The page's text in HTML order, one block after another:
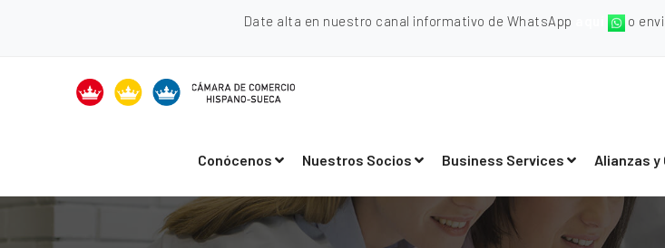
Date alta en nuestro canal informativo de WhatsApp o
Conócenos Nuestros Socios Business Services Alianzas